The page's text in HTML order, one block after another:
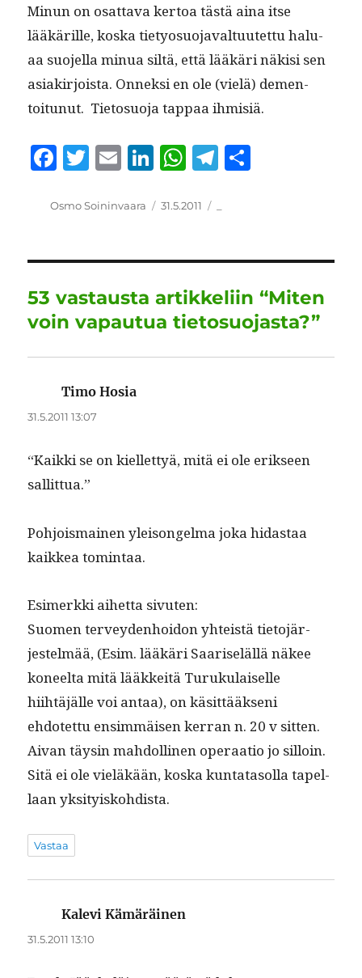
Min­un on osat­ta­va ker­toa tästä aina itse
lääkärille, kos­ka tietyosuo­javal­tu­utet­tu halu­
aa suo­jel­la min­ua siltä, että lääkäri näk­isi sen
asi­akir­joista. Onnek­si en ole (vielä) demen­
toitunut. Tieto­suo­ja tap­paa ihmisiä.
F
c
b
o
o
k
T
it
r
E
ai
Li
k
d
I
n
W
at
A
p
p
T
e
r
a
m
Kirjoittaja
Osmo Soininvaara Julkaistu
31.5.2011
53 vastausta artikkeliin “Miten
voin vapautua tietosuojasta?”
Timo Hosia
31.5.2011 13:07
“Kaik­ki se on kiel­let­tyä, mitä ei ole erik­seen
sallittua.”
Pohjo­is­mainen yleisongel­ma joka hidas­taa
kaikkea tomintaa.
Esimerk­ki aihet­ta sivuten:
Suomen ter­vey­den­hoidon yhteistä tieto­jär­
jestelmää, (Esim. lääkäri Saariseläl­lä näkee
koneelta mitä lääkkeitä Turuku­laiselle
hiihtäjälle voi antaa), on käsit­tääk­seni
ehdotet­tu ensim­mäisen ker­ran n. 20 v sit­ten.
Aivan täysin mah­dolli­nen oper­aa­tio jo sil­loin.
Sitä ei ole vieläkään, kos­ka kun­tata­sol­la tapel­
laan yksityiskohdista.
Vastaa
Kalevi Kämäräinen
31.5.2011 13:10